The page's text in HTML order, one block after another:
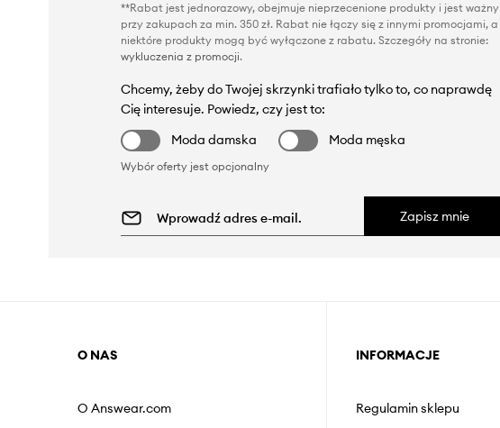
**Rabat jest jednorazowy, obejmuje nieprzecenione produkty i jest ważny
przy zakupach za min. 350 zł. Rabat nie łączy się z innymi promocjami, a
niektóre produkty mogą być wyłączone z rabatu. Szczegóły na stronie:
wykluczenia z promocji.
Chcemy, żeby do Twojej skrzynki trafiało tylko to, co naprawdę
Cię interesuje. Powiedz, czy jest to:
Moda damska
Moda męska
Wybór oferty jest opcjonalny
Zapisz mnie
O NAS
O Answear.com
INFORMACJE
Regulamin sklepu